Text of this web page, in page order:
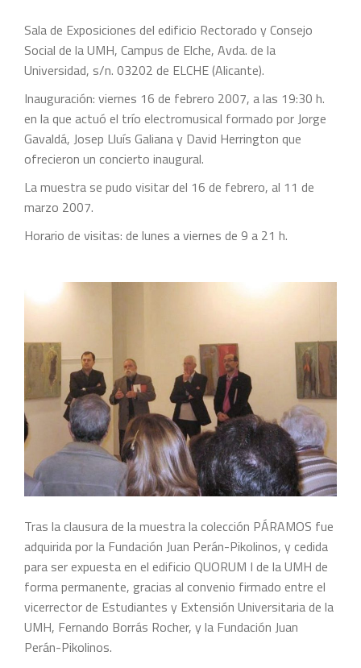
Sala de Exposiciones del edificio Rectorado y Consejo
Social de la UMH, Campus de Elche, Avda. de la
Universidad, s/n. 03202 de ELCHE (Alicante).
Inauguración: viernes 16 de febrero 2007, a las 19:30 h.
en la que actuó el trío electromusical formado por Jorge
Gavaldá, Josep Lluís Galiana y David Herrington que
ofrecieron un concierto inaugural.
La muestra se pudo visitar del 16 de febrero, al 11 de
marzo 2007.
Horario de visitas: de lunes a viernes de 9 a 21 h.
Tras la clausura de la muestra la colección PÁRAMOS fue
adquirida por la Fundación Juan Perán-Pikolinos, y cedida
para ser expuesta en el edificio QUORUM I de la UMH de
forma permanente, gracias al convenio firmado entre el
vicerrector de Estudiantes y Extensión Universitaria de la
UMH, Fernando Borrás Rocher, y la Fundación Juan
Perán-Pikolinos.